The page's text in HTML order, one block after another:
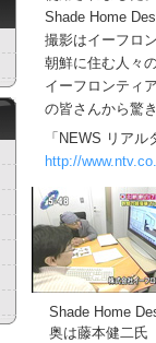
Shade Home
撮影はイーフロ
朝鮮に住む人々
イーフロンティ
の皆さんから驚
「NEWS リア
http://
Shade Home
奥は藤本健二氏